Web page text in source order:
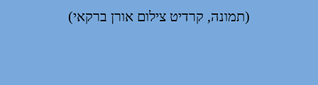
(תמונה, קרדיט צילום אורן ברקאי)